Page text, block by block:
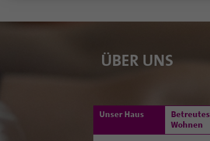
ÜBER UNS
Unser Haus
Betreutes
Wohnen